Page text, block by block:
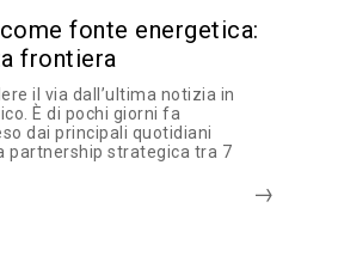
fonte energetica:
frontiera
il via dall’ultima notizia in
È di pochi giorni fa
dai principali quotidiani
partnership strategica tra 7